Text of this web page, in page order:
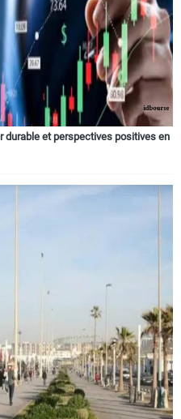
durable et perspectives positives en